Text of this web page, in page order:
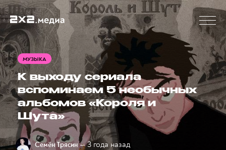
МУЗЫКА
К выходу сериала
вспоминаем 5 необычных
альбомов «Короля и
Шута»
Семён Трясин — 3 года назад